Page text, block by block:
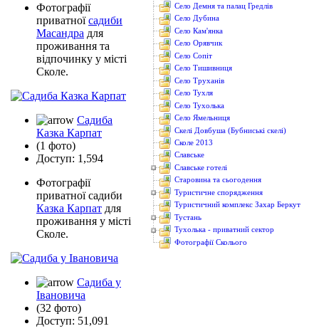
Фотографії
приватноїсадиби
Масандра для
проживання та
відпочинку у місті
Сколе.
Садиба
Казка Карпат
(1 фото)
Доступ: 1,594
Фотографії
приватної садиби
Казка Карпат для
проживання у місті
Сколе.
Садиба у
Івановича
(32 фото)
Доступ: 51,091
Село Демня та палац Гредлів
Село Дубина
Село Кам'янка
Село Орявчик
Село Сопіт
Село Тишивниця
Село Труханів
Село Тухля
Село Тухолька
Село Ямельниця
Скелі Довбуша (Бубниські скелі)
Сколе 2013
Славське
Славське готелі
Старовина та сьогодення
Туристичне спорядження
Туристичний комплекс Захар Беркут
Тустань
Тухолька - приватний сектор
Фотографії Сколього